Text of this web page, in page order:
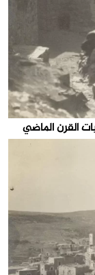
القرن الماضي